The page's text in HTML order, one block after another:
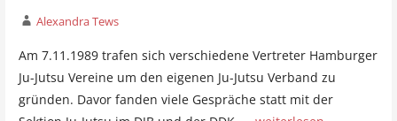
Alexandra Tews
Am 7.11.1989 trafen sich verschiedene Vertreter Hamburger
Ju-Jutsu Vereine um den eigenen Ju-Jutsu Verband zu
gründen. Davor fanden viele Gespräche statt mit der